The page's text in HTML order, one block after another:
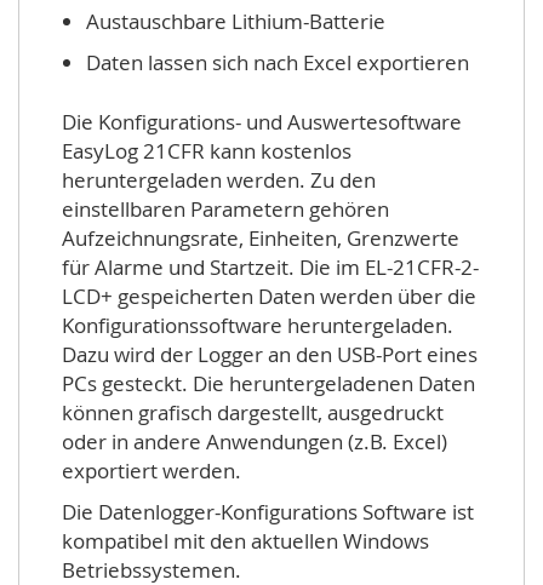
Austauschbare Lithium-Batterie
Daten lassen sich nach Excel exportieren
Die Konfigurations- und Auswertesoftware
EasyLog 21CFR kann kostenlos
heruntergeladen werden. Zu den
einstellbaren Parametern gehören
Aufzeichnungsrate, Einheiten, Grenzwerte
für Alarme und Startzeit. Die im EL-21CFR-2-
LCD+ gespeicherten Daten werden über die
Konfigurationssoftware heruntergeladen.
Dazu wird der Logger an den USB-Port eines
PCs gesteckt. Die heruntergeladenen Daten
können grafisch dargestellt, ausgedruckt
oder in andere Anwendungen (z.B. Excel)
exportiert werden.
Die Datenlogger-Konfigurations Software ist
kompatibel mit den aktuellen Windows
Betriebssystemen.